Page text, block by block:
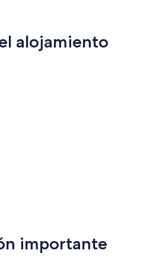
alojamiento
importante